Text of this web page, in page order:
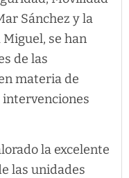
Sánchez y la
se han
de las
materia de
intervenciones
la excelente
las unidades